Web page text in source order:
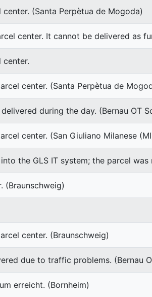
(Santa Perpètua de Mogoda)
center. It cannot be delivered as
center.
center. (Santa Perpètua de
during the day. (Bernau OT
center. (San Giuliano Milanese
the GLS IT system; the parcel
(Braunschweig)
center. (Braunschweig)
due to traffic problems. (Bernau
erreicht. (Bornheim)